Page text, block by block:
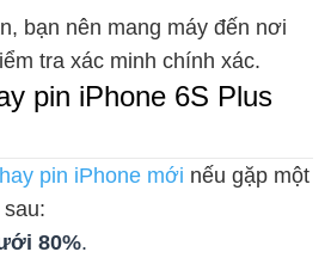
bạn nên mang máy đến nơi
tra xác minh chính xác.
pin iPhone 6S Plus
pin iPhone mới nếu gặp một
80%.